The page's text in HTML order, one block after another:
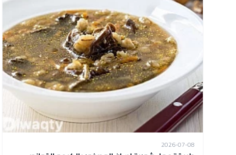
2026-07-08